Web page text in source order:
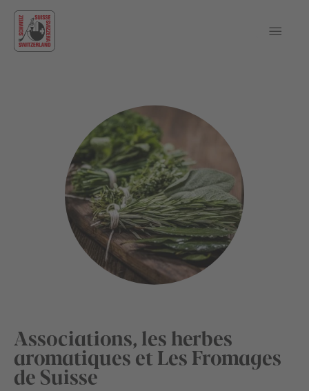
Associations, les herbes
aromatiques et Les Fromages
de Suisse